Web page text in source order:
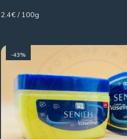
2.4€ / 100g
-43%